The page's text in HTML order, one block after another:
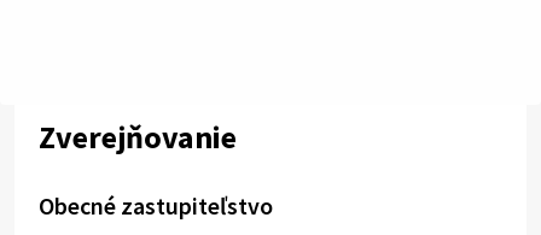
Zverejňovanie
Obecné zastupiteľstvo